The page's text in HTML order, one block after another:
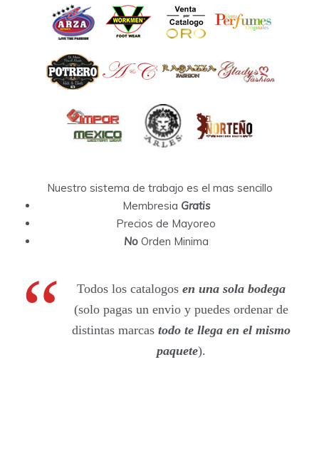
Nuestro sistema de trabajo es el mas sencillo
Membresia Gratis
Precios de Mayoreo
NoOrden Minima
Todos los catalogos en una sola bodega
(solo pagas un envio y puedes ordenar de
distintas marcastodo te llega en el mismo
paquete).